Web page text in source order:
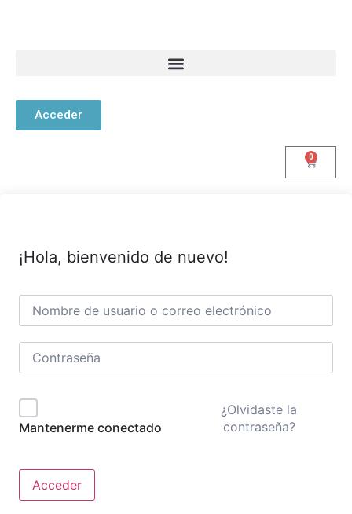
Acceder
0
¡Hola, bienvenido de nuevo!
Mantenerme conectado
¿Olvidaste la
contraseña?
Acceder